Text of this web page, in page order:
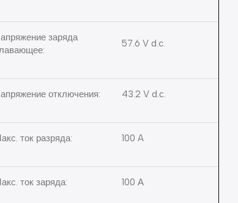
заряда
57.6 V d.c.
отключения: 43.2 V d.с.
ток разряда: 100 A
ток заряда: 100 А